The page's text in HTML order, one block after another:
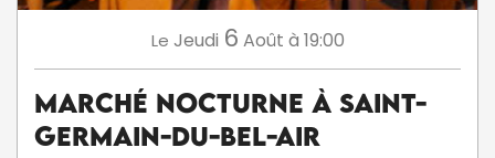
Le Jeudi 6 Août à 19:00
Marché nocturne à Saint-
Germain-du-Bel-Air